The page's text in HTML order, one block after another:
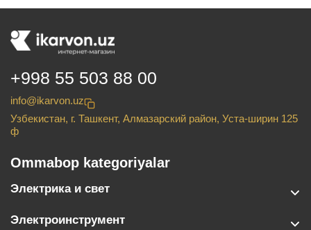
+998 55 503 88 00
info@ikarvon.uz
Узбекистан, г. Ташкент, Алмазарский район, Уста-ширин 125
ф
Ommabop kategoriyalar
Электрика и свет
Электроинструмент